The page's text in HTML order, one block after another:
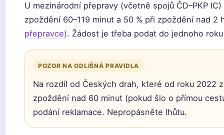
U mezinárodní přepravy (včetně spojů ČD–PKP
zpoždění 60–119 minut a 50 % při zpoždění nad 2
přepravce). Žádost je třeba podat do jednoho
POZOR NA ODLIŠNÁ PRAVIDLA
Na rozdíl od Českých drah, které od roku 2022
zpoždění nad 60 minut (pokud šlo o přímou
podání reklamace. Nepropásněte lhůtu.